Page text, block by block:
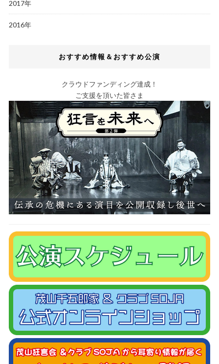
2017年
2016年
おすすめ情報＆おすすめ公演
クラウドファンディング達成！
ご支援を頂いた皆さま